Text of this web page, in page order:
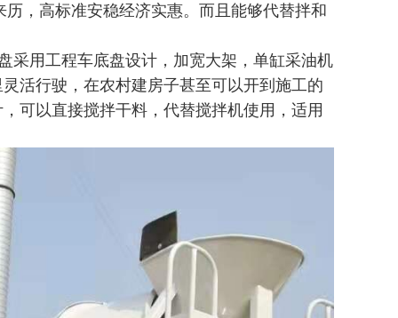
高标准安稳经济实惠。而且能够代替拌和
用工程车底盘设计，加宽大架，单缸采油机
活行驶，在农村建房子甚至可以开到施工的
可以直接搅拌干料，代替搅拌机使用，适用